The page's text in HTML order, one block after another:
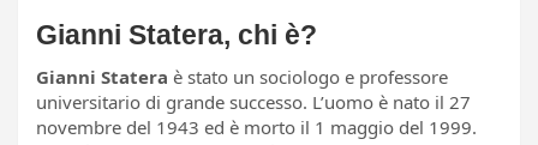
Gianni Statera, chi è?
Gianni Statera è stato un sociologo e professore
universitario di grande successo. L’uomo è nato il 27
novembre del 1943 ed è morto il 1 maggio del 1999.